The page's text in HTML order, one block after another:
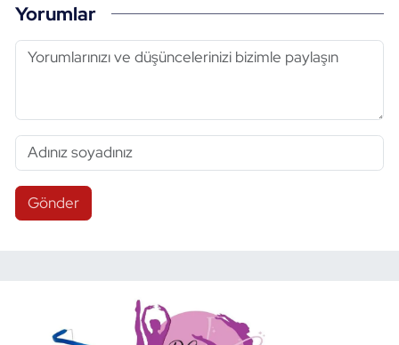
Yorumlar
Gönder